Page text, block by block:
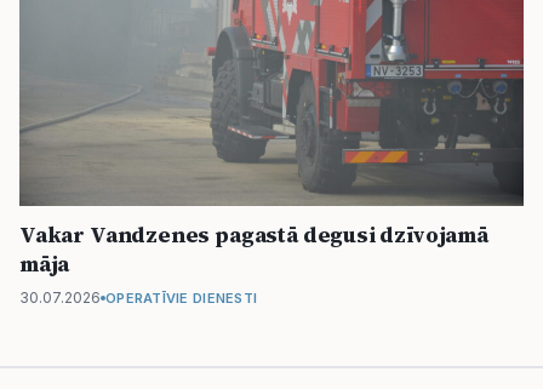
Vakar Vandzenes pagastā degusi dzīvojamā
māja
30.07.2026 OPERATĪVIE DIENESTI